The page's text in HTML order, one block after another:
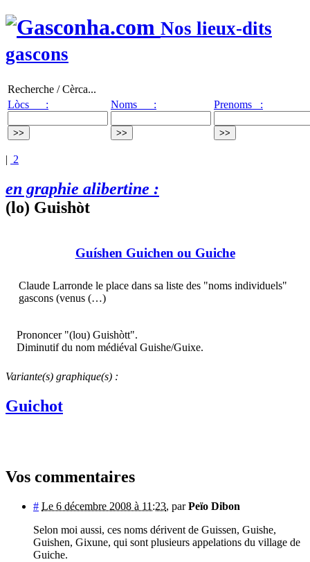
Nos lieux-dits
gascons
Recherche / Cèrca...
Lòcs :
Noms : Prenoms :
| 2
en graphie alibertine :
(lo) Guishòt
Guíshen Guichen ou Guiche
Claude Larronde le place dans sa liste des "noms individuels"
gascons (venus (…)
Prononcer "(lou) Guishòtt".
Diminutif du nom médiéval Guishe/Guixe.
Variante(s) graphique(s) :
Guichot
Vos commentaires
# Le 6 décembre 2008 à 11:23, parPeïo Dibon
Selon moi aussi, ces noms dérivent de Guissen, Guishe,
Guishen, Gixune, qui sont plusieurs appelations du village de
Guiche.